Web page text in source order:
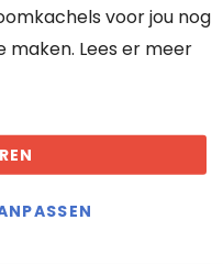
voor jou nog
maken. Lees er meer